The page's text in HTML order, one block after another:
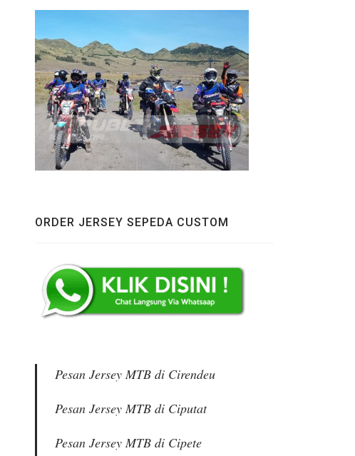
ORDER JERSEY SEPEDA CUSTOM
Pesan Jersey MTB di Cirendeu
Pesan Jersey MTB di Ciputat
Pesan Jersey MTB di Cipete